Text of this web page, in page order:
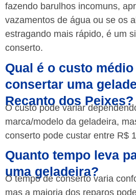
fazendo barulhos incomuns,
vazamentos de água ou se os
estragando mais rápido, é um
conserto.
Qual é o custo
consertar uma
Recanto dos Peixes?
O custo pode variar
marca/modelo da geladeira,
conserto pode custar entre R$
Quanto tempo leva
uma geladeira?
O tempo de conserto varia
mas a maioria dos reparos